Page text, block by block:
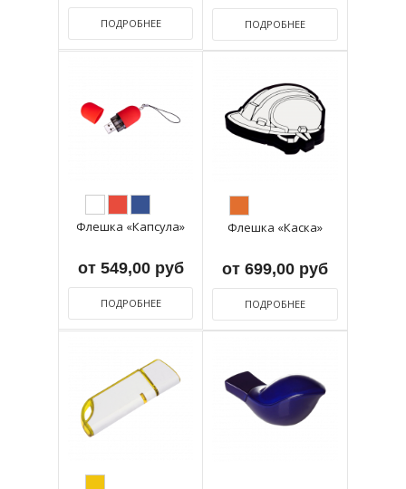
ПОДРОБНЕЕ ПОДРОБНЕЕ
Флешка «Капсула»
от 549,00 руб
ПОДРОБНЕЕ
Флешка «Каска»
от 699,00 руб
ПОДРОБНЕЕ